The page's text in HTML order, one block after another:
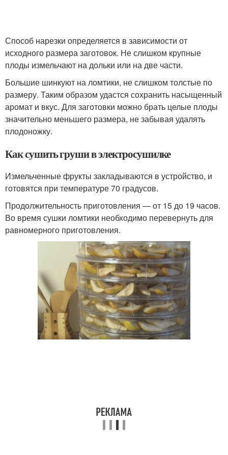
Способ нарезки определяется в зависимости от
исходного размера заготовок. Не слишком крупные
плоды измельчают на дольки или на две части.
Большие шинкуют на ломтики, не слишком толстые по
размеру. Таким образом удастся сохранить насыщенный
аромат и вкус. Для заготовки можно брать целые плоды
значительно меньшего размера, не забывая удалять
плодоножку.
Как сушить груши в электросушилке
Измельченные фрукты закладываются в устройство, и
готовятся при температуре 70 градусов.
Продолжительность приготовления — от 15 до 19 часов.
Во время сушки ломтики необходимо перевернуть для
равномерного приготовления.